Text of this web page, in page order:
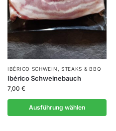
IBÉRICO SCHWEIN , STEAKS & BBQ
Ibérico Schweinebauch
7,00 €
Ausführung wählen